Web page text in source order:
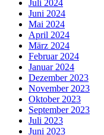
Juli 2024
Juni 2024
Mai 2024
April 2024
März 2024
Februar 2024
Januar 2024
Dezember 2023
November 2023
Oktober 2023
September 2023
Juli 2023
Juni 2023